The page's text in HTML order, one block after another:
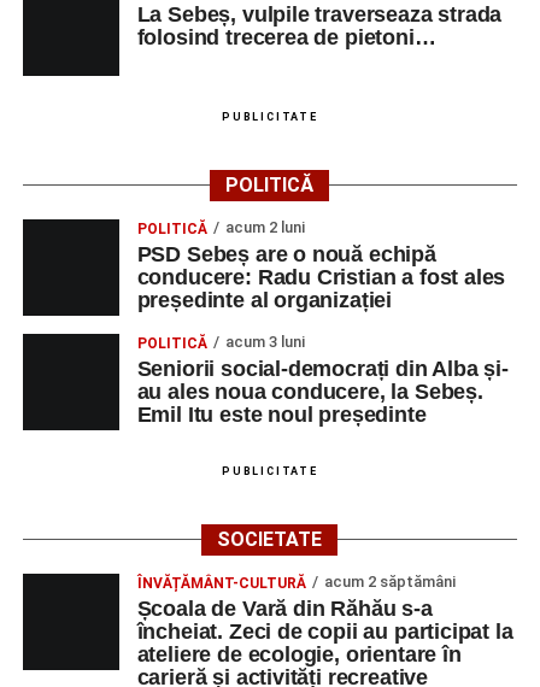
La Sebeș, vulpile traverseaza strada
folosind trecerea de pietoni…
PUBLICITATE
POLITICĂ
POLITICĂ acum 2 luni
PSD Sebeș are o nouă echipă
conducere: Radu Cristian a fost ales
președinte al organizației
POLITICĂ acum 3 luni
Seniorii social-democrați din Alba și-
au ales noua conducere, la Sebeș.
Emil Itu este noul președinte
PUBLICITATE
SOCIETATE
ÎNVĂȚĂMÂNT-CULTURĂ acum 2 săptămâni
Școala de Vară din Răhău s-a
încheiat. Zeci de copii au participat la
ateliere de ecologie, orientare în
carieră și activități recreative